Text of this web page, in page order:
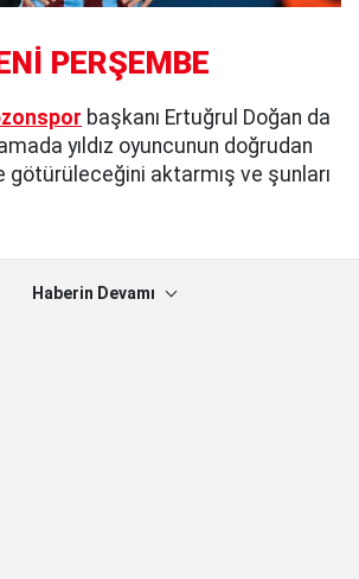
PERŞEMBE
başkanı Ertuğrul Doğan da
yıldız oyuncunun doğrudan
götürüleceğini aktarmış ve şunları
Haberin Devamı